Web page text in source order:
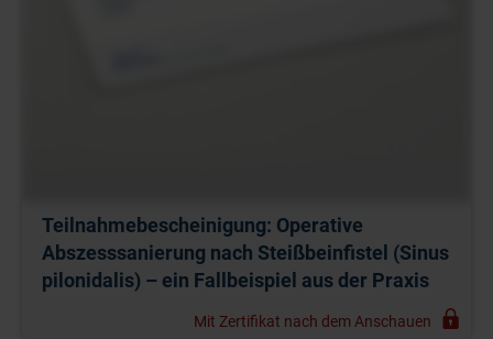
Teilnahmebescheinigung: Operative
Abszesssanierung nach Steißbeinfistel (Sinus
pilonidalis) – ein Fallbeispiel aus der Praxis
Mit Zertifikat nach dem Anschauen